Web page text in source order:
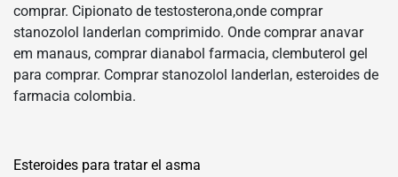
comprar. Cipionato de testosterona,onde comprar
stanozolol landerlan comprimido. Onde comprar anavar
em manaus, comprar dianabol farmacia, clembuterol gel
para comprar. Comprar stanozolol landerlan, esteroides de
farmacia colombia.
Esteroides para tratar el asma